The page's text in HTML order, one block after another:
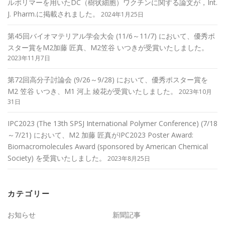
ルポリマーを用いたDC（樹状細胞）ワクチンに関する論文が，Int.
J. Pharm.に掲載されました。
2024年1月25日
第45回バイオマテリアル学会大会 (11/6～11/7) において、優秀ポ
スター賞をM2加藤 匠真、M2笠谷 いつきが受賞いたしました。
2023年11月7日
第72回高分子討論会 (9/26～9/28) において、優秀ポスター賞を
M2 笠谷 いつき、M1 河上 綾花が受賞いたしました。
2023年10月
31日
IPC2023 (The 13th SPSJ International Polymer Conference) (7/18
～7/21) において、M2 加藤 匠真がIPC2023 Poster Award:
Biomacromolecules Award (sponsored by American Chemical
Society) を受賞いたしました。
2023年8月25日
カテゴリー
お知らせ 新聞記事